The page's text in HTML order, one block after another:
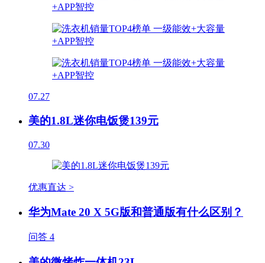
07.27
美的1.8L迷你电饭煲139元
07.30
优惠直达 >
华为Mate 20 X 5G版和普通版有什么区别？
问答 4